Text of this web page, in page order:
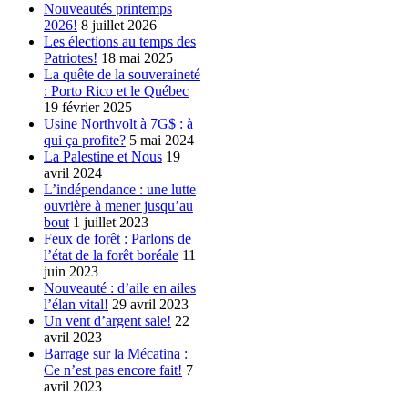
Nouveautés printemps
2026! 8 juillet 2026
Les élections au temps des
Patriotes! 18 mai 2025
La quête de la souveraineté
: Porto Rico et le Québec
19 février 2025
Usine Northvolt à 7G$ : à
qui ça profite? 5 mai 2024
La Palestine et Nous 19
avril 2024
L’indépendance : une lutte
ouvrière à mener jusqu’au
bout 1 juillet 2023
Feux de forêt : Parlons de
l’état de la forêt boréale 11
juin 2023
Nouveauté : d’aile en ailes
l’élan vital! 29 avril 2023
Un vent d’argent sale! 22
avril 2023
Barrage sur la Mécatina :
Ce n’est pas encore fait! 7
avril 2023